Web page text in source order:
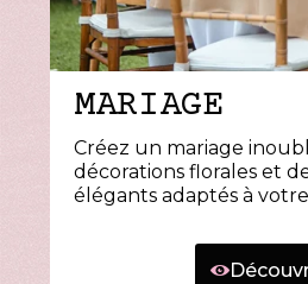
MARIAGE
Créez un mariage
décorations florales et
élégants adaptés à